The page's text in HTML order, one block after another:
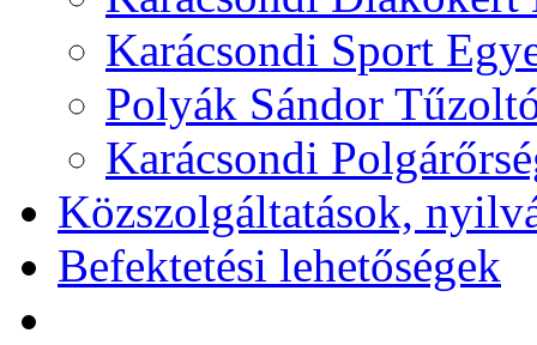
Karácsondi Sport
Polyák Sándor
Karácsondi
Közszolgáltatások,
Befektetési lehetőségek